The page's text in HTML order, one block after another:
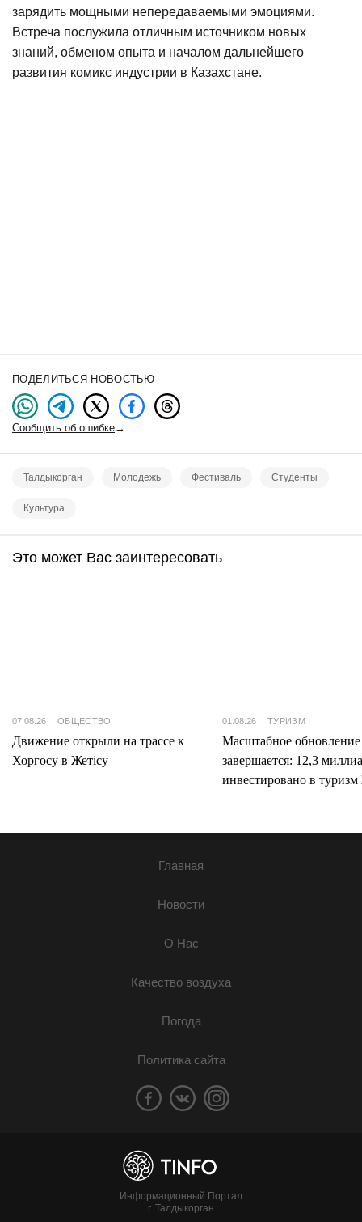
зарядить мощными непередаваемыми эмоциями.
Встреча послужила отличным источником новых
знаний, обменом опыта и началом дальнейшего
развития комикс индустрии в Казахстане.
ПОДЕЛИТЬСЯ НОВОСТЬЮ
Сообщить об ошибке→
Талдыкорган Молодежь Фестиваль Студенты
Культура
Это может Вас заинтересовать
07.08.26 ОБЩЕСТВО
Движение открыли на трассе к
Хоргосу в Жетісу
01.08.26 ТУРИЗМ
Масштабное
завершается: 12,3
инвестировано в туризм
Главная
Новости
О Нас
Качество воздуха
Погода
Политика сайта
Информационный Портал
г. Талдыкорган